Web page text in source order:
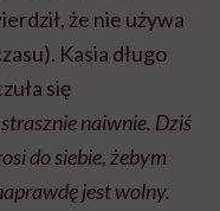
że nie używa
Kasia długo
się
naiwnie. Dziś
do siebie, żebym
jest wolny.